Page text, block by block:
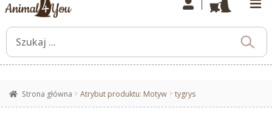
Strona główna Atrybut produktu: Motyw tygrys